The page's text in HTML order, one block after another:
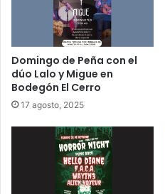
Domingo de Peña con el
dúo Lalo y Migue en
Bodegón El Cerro
17 agosto, 2025